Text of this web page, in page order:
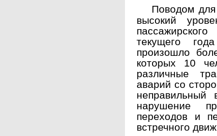
Поводом
высокий
текущего
произошло
которых 10
различные
аварий со
неправильный
нарушение
переходов и
встречного